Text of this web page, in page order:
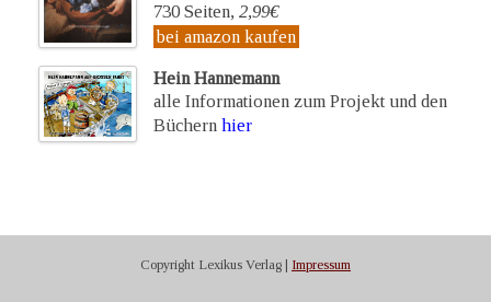
730 Seiten, 2,99€
bei amazon kaufen
Hein Hannemann
alle Informationen zum Projekt und den
Büchern hier
Copyright Lexikus Verlag | Impressum